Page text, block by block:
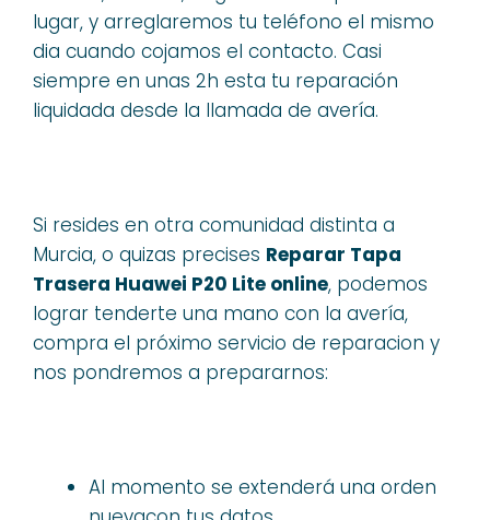
lugar, y arreglaremos tu teléfono el mismo
dia cuando cojamos el contacto. Casi
siempre en unas 2h esta tu reparación
liquidada desde la llamada de avería.
Si resides en otra comunidad distinta a
Murcia, o quizas precises Reparar Tapa
Trasera Huawei P20 Lite online, podemos
lograr tenderte una mano con la avería,
compra el próximo servicio de reparacion y
nos pondremos a prepararnos:
Al momento se extenderá una orden